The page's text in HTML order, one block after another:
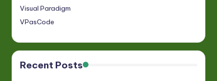
Visual Paradigm
VPasCode
Recent Posts